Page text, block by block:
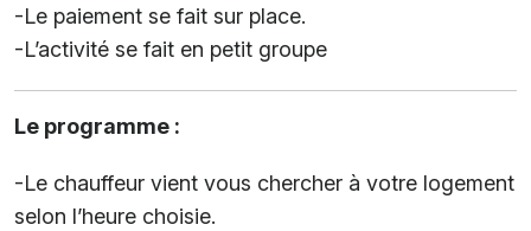
-Le paiement se fait sur place.
-L’activité se fait en petit groupe
Le programme :
-Le chauffeur vient vous chercher à votre logement
selon l’heure choisie.